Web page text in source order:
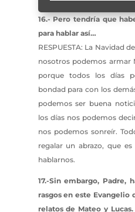
16.- Pero tendría que
para hablar así…
RESPUESTA: La Navidad
nosotros podemos armar
porque todos los días
bondad para con los
podemos ser buena
los días nos podemos
nos podemos sonreír.
regalar un abrazo, que
hablarnos.
17.-Sin embargo, Padre,
rasgos en este Evangelio
relatos de Mateo y